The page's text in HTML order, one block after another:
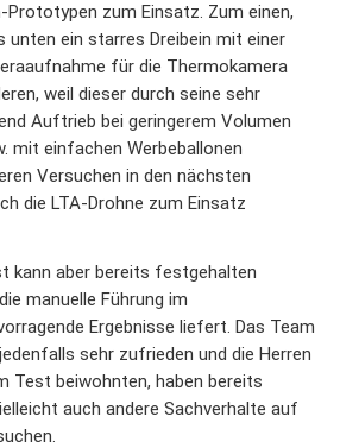
Prototypen zum Einsatz. Zum einen,
unten ein starres Dreibein mit einer
für die Thermokamera
weil dieser durch seine sehr
Auftrieb bei geringerem Volumen
mit einfachen Werbeballonen
Versuchen in den nächsten
die LTA-Drohne zum Einsatz
kann aber bereits festgehalten
manuelle Führung im
Ergebnisse liefert. Das Team
sehr zufrieden und die Herren
Test beiwohnten, haben bereits
auch andere Sachverhalte auf